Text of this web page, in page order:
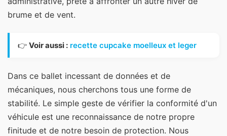
brume et de vent.
👉 Voir aussi : recette cupcake moelleux et leger
Dans ce ballet incessant de données et de
mécaniques, nous cherchons tous une forme de
stabilité. Le simple geste de vérifier la conformité d'un
véhicule est une reconnaissance de notre propre
finitude et de notre besoin de protection. Nous